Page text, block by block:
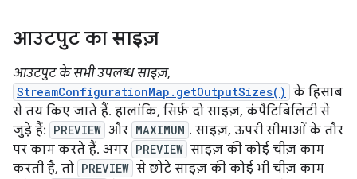
आउटपुट का साइज़
आउटपुट के सभी उपलब्ध साइज़,
StreamConfigurationMap.getOutputSizes() के हिसाब
से तय किए जाते हैं. हालांकि, सिर्फ़ दो साइज़, कंपैटिबिलिटी से
जुड़े हैं: PREVIEW और MAXIMUM . साइज़, ऊपरी सीमाओं के तौर
पर काम करते हैं. अगर PREVIEW साइज़ की कोई चीज़ काम
करती है, तो PREVIEW से छोटे साइज़ की कोई भी चीज़ काम